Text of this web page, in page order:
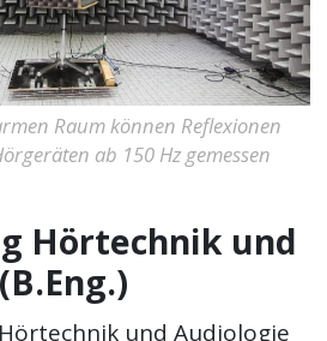
Raum können Reflexionen
ab 150 Hz gemessen
Hörtechnik und
und Audiologie